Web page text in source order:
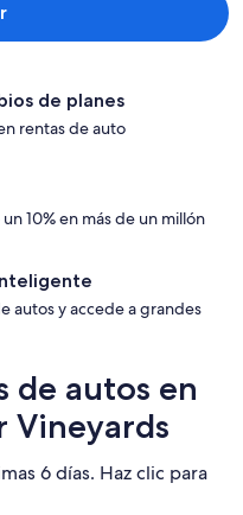
de planes
rentas de auto
10% en más de un millón
autos y accede a grandes
de autos en
Vineyards
6 días. Haz clic para